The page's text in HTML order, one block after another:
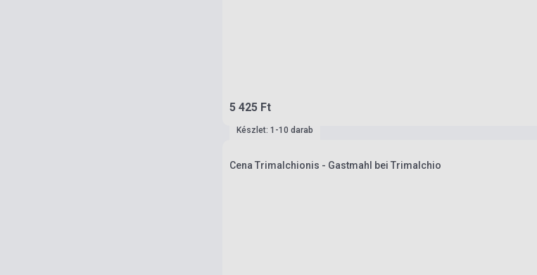
5 425 Ft
Készlet: 1-10 darab
Cena Trimalchionis - Gastmahl bei Trimalchio